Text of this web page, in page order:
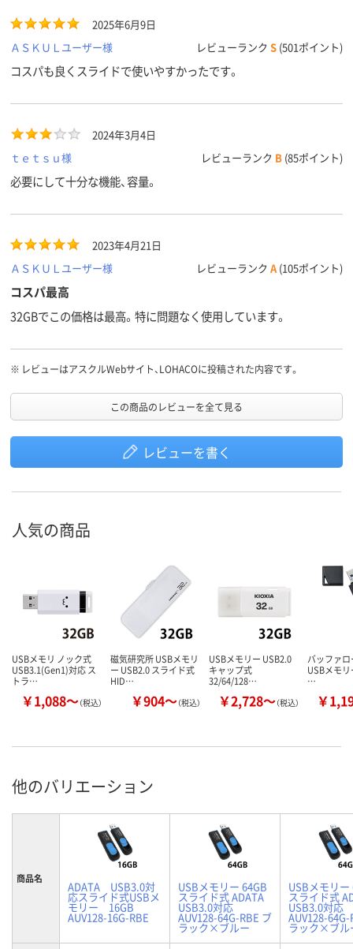
2025年6月9日
ＡＳＫＵＬユーザー様
レビューランク S (501ポイント)
コスパも良くスライドで使いやすかったです。
2024年3月4日
ｔｅｔｓｕ様
レビューランク B (85ポイント)
必要にして十分な機能、容量。
2023年4月21日
ＡＳＫＵＬユーザー様
レビューランク A (105ポイント)
コスパ最高
32GBでこの価格は最高。特に問題なく使用しています。
※ レビューはアスクルWebサイト、LOHACOに投稿された内容です。
この商品のレビューを全て見る
レビューを書く
人気の商品
USBメモリ ノック式
USB3.1(Gen1)対応 ス
トラ…
￥1,088～（税込）
磁気研究所 USBメモリ
ー USB2.0 スライド式
HID…
￥904～（税込）
USBメモリー USB2.0
キャップ式
32/64/128…
￥2,728～（税込）
バッファロ
USBメモ
…
￥
他のバリエーション
商品名
ADATA USB3.0対
応スライド式USBメ
モリー 16GB
AUV128-16G-RBE
USBメモリー 64GB
スライド式 ADATA
USB3.0対応
AUV128-64G-RBE ブ
ラック×ブルー
USBメモリー
スライド式
USB3.0対応
AUV128-64G-
ラック×ブル